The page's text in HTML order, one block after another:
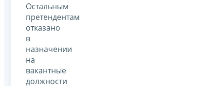
Остальным
претендентам
отказано
в
назначении
на
вакантные
должности